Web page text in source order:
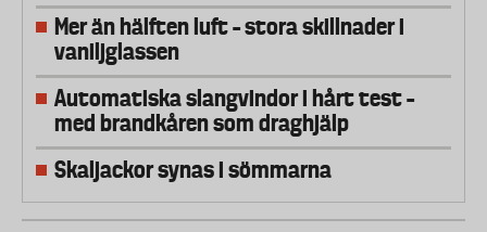
Mer än hälften luft – stora skillnader i
vaniljglassen
Automatiska slangvindor i hårt test –
med brandkåren som draghjälp
Skaljackor synas i sömmarna